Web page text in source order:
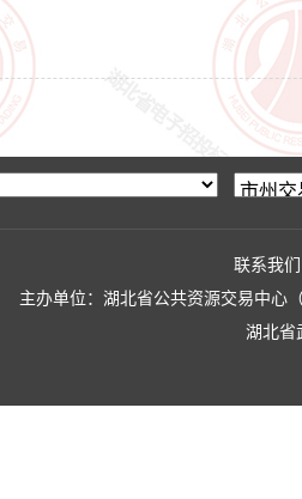
联系我们
主办单位：湖北省公共资源交易中心
湖北省